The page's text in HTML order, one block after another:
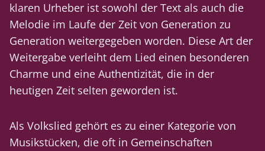
klaren Urheber ist sowohl der Text als auch die
Melodie im Laufe der Zeit von Generation zu
Generation weitergegeben worden. Diese Art der
Weitergabe verleiht dem Lied einen besonderen
Charme und eine Authentizität, die in der
heutigen Zeit selten geworden ist.
Als Volkslied gehört es zu einer Kategorie von
Musikstücken, die oft in Gemeinschaften